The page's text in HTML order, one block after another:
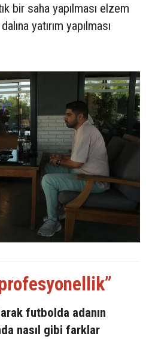
bir saha yapılması elzem
yatırım yapılması
futbolda adanın
nasıl gibi farklar